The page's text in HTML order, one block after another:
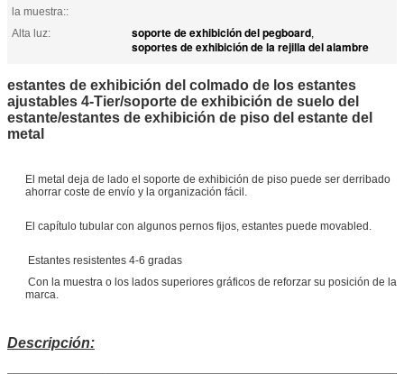
la muestra::
Alta luz: soporte de exhibición del pegboard,
soportes de exhibición de la rejilla del alambre
estantes de exhibición del colmado de los estantes
ajustables 4-Tier/soporte de exhibición de suelo del
estante/estantes de exhibición de piso del estante del
metal
El metal deja de lado el soporte de exhibición de piso puede ser derribado
ahorrar coste de envío y la organización fácil.
El capítulo tubular con algunos pernos fijos, estantes puede movabled.
Estantes resistentes 4-6 gradas
Con la muestra o los lados superiores gráficos de reforzar su posición de la
marca.
Descripción: